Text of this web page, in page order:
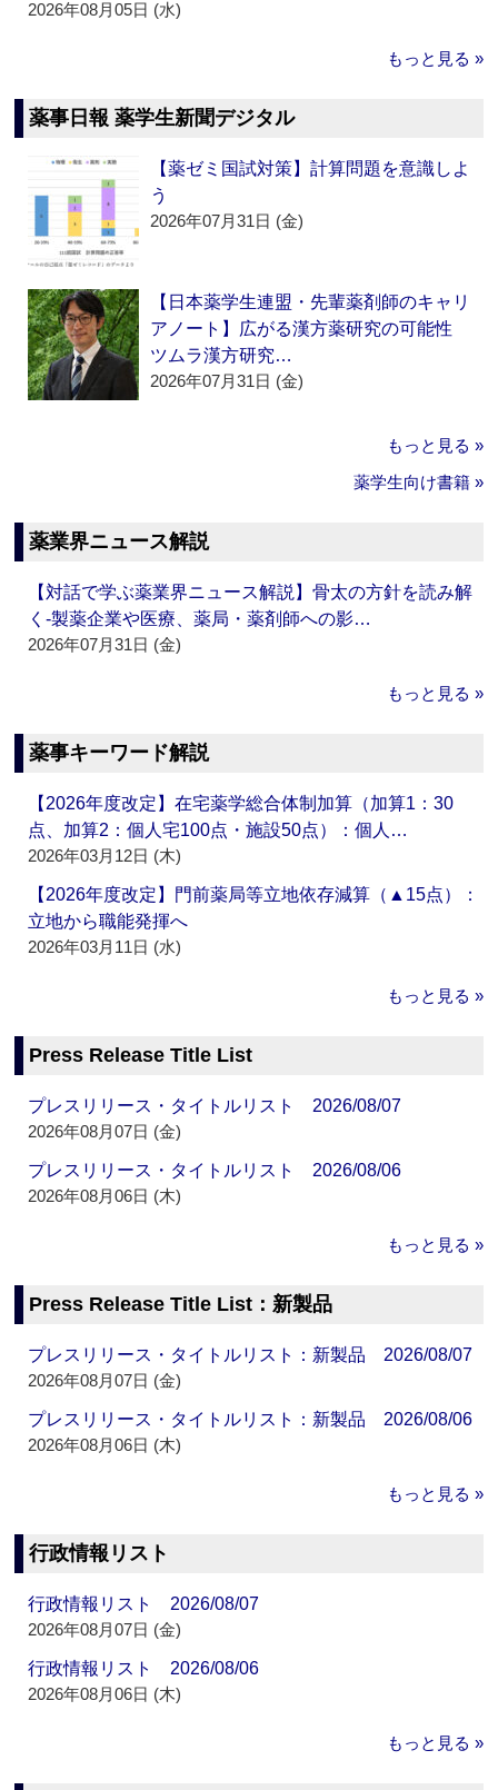
2026年08月05日 (水)
もっと見る »
薬事日報 薬学生新聞デジタル
【薬ゼミ国試対策】計算問題を意識しよ
う
2026年07月31日 (金)
【日本薬学生連盟・先輩薬剤師のキャリ
アノート】広がる漢方薬研究の可能性
ツムラ漢方研究…
2026年07月31日 (金)
もっと見る »
薬学生向け書籍 »
薬業界ニュース解説
【対話で学ぶ薬業界ニュース解説】骨太の方針を読み解
く‐製薬企業や医療、薬局・薬剤師への影…
2026年07月31日 (金)
もっと見る »
薬事キーワード解説
【2026年度改定】在宅薬学総合体制加算（加算1：30
点、加算2：個人宅100点・施設50点）：個人…
2026年03月12日 (木)
【2026年度改定】門前薬局等立地依存減算（▲15点）：
立地から職能発揮へ
2026年03月11日 (水)
もっと見る »
Press Release Title List
プレスリリース・タイトルリスト 2026/08/07
2026年08月07日 (金)
プレスリリース・タイトルリスト 2026/08/06
2026年08月06日 (木)
もっと見る »
Press Release Title List：新製品
プレスリリース・タイトルリスト：新製品 2026/08/07
2026年08月07日 (金)
プレスリリース・タイトルリスト：新製品 2026/08/06
2026年08月06日 (木)
もっと見る »
行政情報リスト
行政情報リスト 2026/08/07
2026年08月07日 (金)
行政情報リスト 2026/08/06
2026年08月06日 (木)
もっと見る »